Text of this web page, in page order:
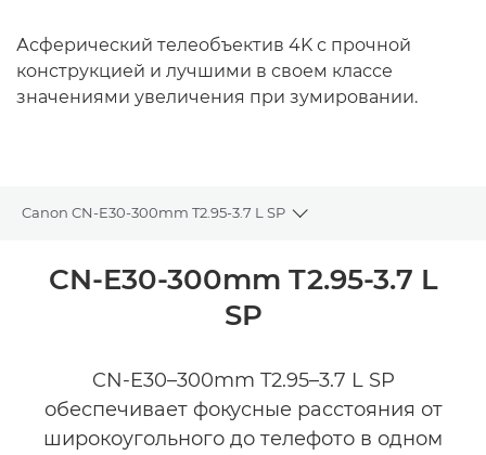
Асферический телеобъектив 4K с прочной
конструкцией и лучшими в своем классе
значениями увеличения при зумировании.
Canon CN-E30-300mm T2.95-3.7 L SP
Toggle breadcrumbs
Общая информация
CN-E30-300mm T2.95-3.7 L
SP
CN-E30–300mm T2.95–3.7 L SP
обеспечивает фокусные расстояния от
широкоугольного до телефото в одном